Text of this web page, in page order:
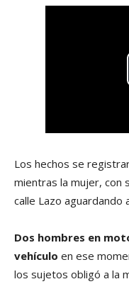
Los hechos se
mientras la mujer, con
calle Lazo aguardando
Dos hombres en
vehículo en ese
los sujetos obligó a la